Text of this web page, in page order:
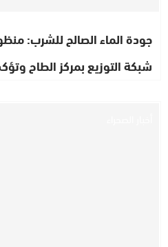
جودة الماء الصالح للشرب:
شبكة التوزيع بمركز الطاح